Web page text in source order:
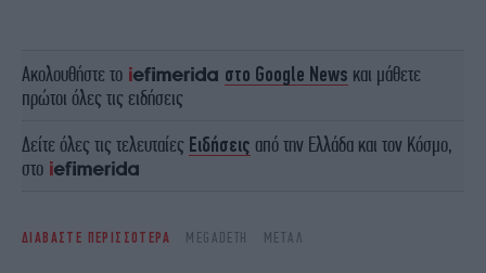
Ακολουθήστε το στο Google News και μάθετε
πρώτοι όλες τις ειδήσεις
Δείτε όλες τις τελευταίες Ειδήσεις από την Ελλάδα και τον Κόσμο,
στο
ΔΙΑΒΑΣΤΕ ΠΕΡΙΣΣΟΤΕΡΑ MEGADETH ΜΕΤΑΛ